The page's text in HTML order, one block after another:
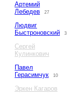
Артемий
Лебедев
27
Людвиг
Быстроновский
3
Сергей
Кулинкович
Павел
Герасимчук
10
Эркен Кагаров